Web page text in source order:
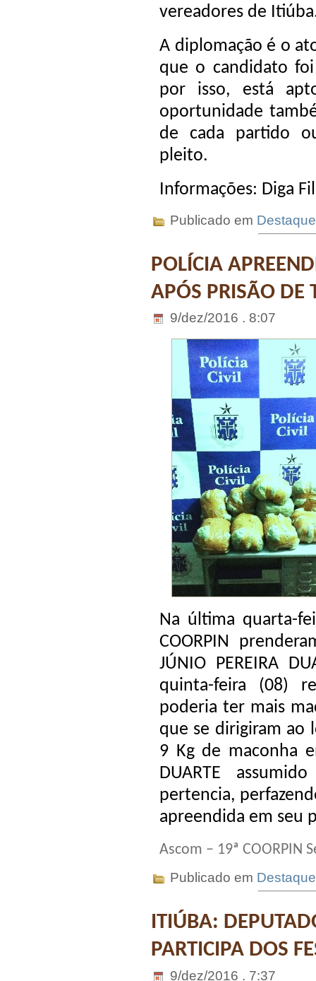
vereadores de
A diplomação é o
que o candidato
por isso, está
oportunidade
de cada partido
pleito.
Informações: Diga
Publicado em
POLÍCIA
APÓS PRISÃO DE
9/dez/2016 . 8:07
Na última quarta-
COORPIN
JÚNIO PEREIRA
quinta-feira (08)
poderia ter mais
que se dirigiram ao
9 Kg de maconha
DUARTE
pertencia,
apreendida em seu
Ascom – 19ª
Publicado em
ITIÚBA:
PARTICIPA DOS
9/dez/2016 . 7:37